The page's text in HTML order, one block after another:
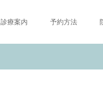
診療案内 予約方法